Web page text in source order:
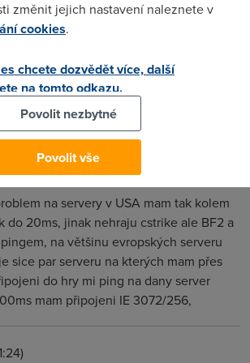
hraju.-...na vsech serverech je to totiz
Pls..co s tim :( Kamos co ma taky
polovicni :( Presneji takove..jake jsem
15:13:01)
na servery v USA mam tak kolem
do 20ms, jinak nehraju cstrike ale BF2 a
na většinu evropských serveru
sice par serveru na kterých mam přes
do hry mi ping na dany server
mam připojeni IE 3072/256,
změnit jejich nastavení naleznete v
cookies.
chcete dozvědět více, další
na tomto odkazu.
Povolit nezbytné
Povolit vše